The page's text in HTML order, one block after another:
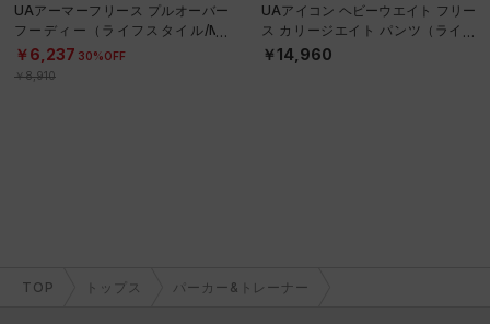
UAアーマーフリース プルオーバー
フーディー（ライフスタイル/ME
N）
￥6,237 30%OFF
￥8,910
UAアイコン ヘビーウエイト フリー
ス カリージエイト パンツ（ライフ
スタイル/MEN）
￥14,960
TOP トップス パーカー&トレーナー